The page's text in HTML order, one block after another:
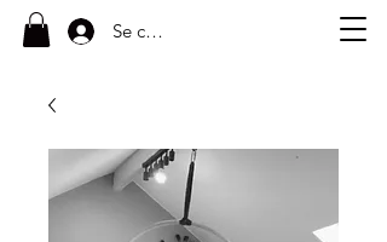
Se connecter